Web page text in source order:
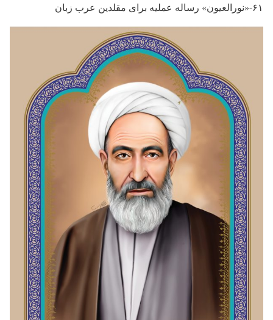
۶۱-«نورالعیون» رساله عملیه برای مقلدین عرب زبان